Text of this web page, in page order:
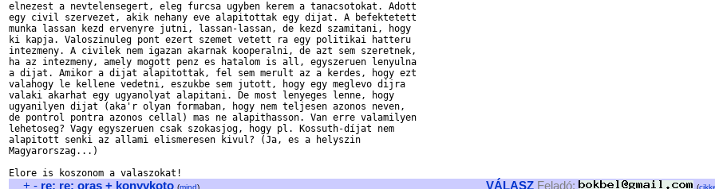
elnezest a nevtelensegert, eleg furcsa ugyben kerem a tanacsotokat. Adott
egy civil szervezet, akik nehany eve alapitottak egy dijat. A befektetett
munka lassan kezd ervenyre jutni, lassan-lassan, de kezd szamitani, hogy
ki kapja. Valoszinuleg pont ezert szemet vetett ra egy politikai hatteru
intezmeny. A civilek nem igazan akarnak kooperalni, de azt sem szeretnek,
ha az intezmeny, amely mogott penz es hatalom is all, egyszeruen lenyulna
a dijat. Amikor a dijat alapitottak, fel sem merult az a kerdes, hogy ezt
valahogy le kellene vedetni, eszukbe sem jutott, hogy egy meglevo dijra
valaki akarhat egy ugyanolyat alapitani. De most lenyeges lenne, hogy
ugyanilyen dijat (aka'r olyan formaban, hogy nem teljesen azonos neven,
de pontrol pontra azonos cellal) mas ne alapithasson. Van erre valamilyen
lehetoseg? Vagy egyszeruen csak szokasjog, hogy pl. Kossuth-díjat nem
alapitott senki az allami elismeresen kivul? (Ja, es a helyszin
Magyarorszag...)
+ - re: re: oras + konyvkoto (mind) VÁLASZ Feladó: (